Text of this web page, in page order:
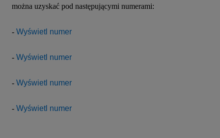
można uzyskać pod następującymi numerami:
- Wyświetl numer
- Wyświetl numer
- Wyświetl numer
- Wyświetl numer